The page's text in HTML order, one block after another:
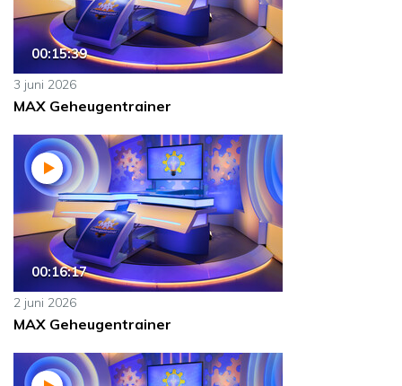
00:15:39
3 juni 2026
MAX Geheugentrainer
00:16:17
2 juni 2026
MAX Geheugentrainer